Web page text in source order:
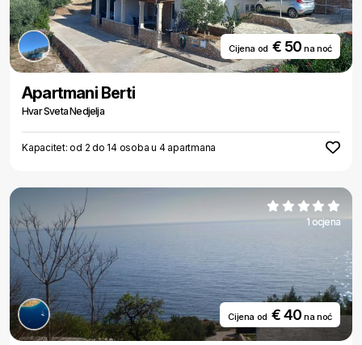
Cijena od € 50na noć
Apartmani Berti
Hvar Sveta Nedjelja
Kapacitet: od 2 do 14 osoba u 4 apartmana
1 ocjena
Cijena od € 40na noć